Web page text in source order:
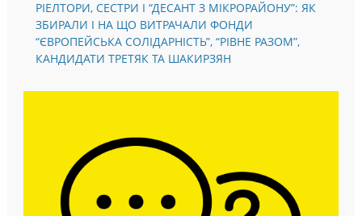
РІЕЛТОРИ, СЕСТРИ І “ДЕСАНТ З МІКРОРАЙОНУ”: ЯК
ЗБИРАЛИ І НА ЩО ВИТРАЧАЛИ ФОНДИ
“ЄВРОПЕЙСЬКА СОЛІДАРНІСТЬ”, “РІВНЕ РАЗОМ”,
КАНДИДАТИ ТРЕТЯК ТА ШАКИРЗЯН